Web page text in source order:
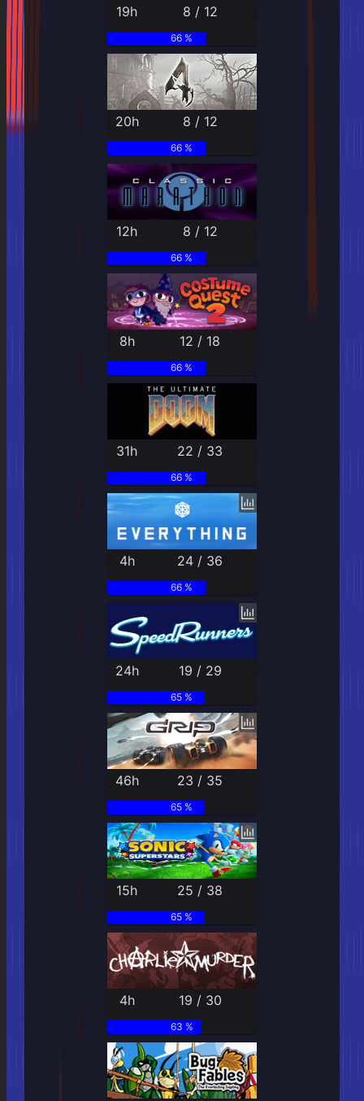
19h 8 / 12
66 %
20h 8 / 12
66 %
12h 8 / 12
66 %
8h 12 / 18
66 %
31h 22 / 33
66 %
4h 24 / 36
66 %
24h 19 / 29
65 %
46h 23 / 35
65 %
15h 25 / 38
65 %
4h 19 / 30
63 %